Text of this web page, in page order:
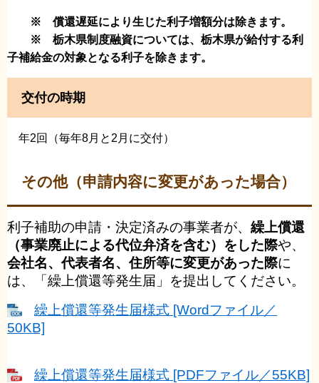
※ 償還遅延により生じた利子増額分は除きます。
※ 栃木県制度融資については、栃木県が給付する利
子補給金の対象となる利子を除きます。
交付の時期
年2回（毎年8月と2月に交付）
その他（申請内容に変更があった場合）
利子補助の申請・決定済みの事業者が、 繰上償還
（事業廃止による代位弁済を含む）をした際や、
会社名、代表者名、住所等に変更があった際に
は、「繰上償還等発生届」を提出してください。
繰上償還等発生届様式 [Wordファイル／
50KB]
繰上償還等発生届様式 [PDFファイル／55KB]